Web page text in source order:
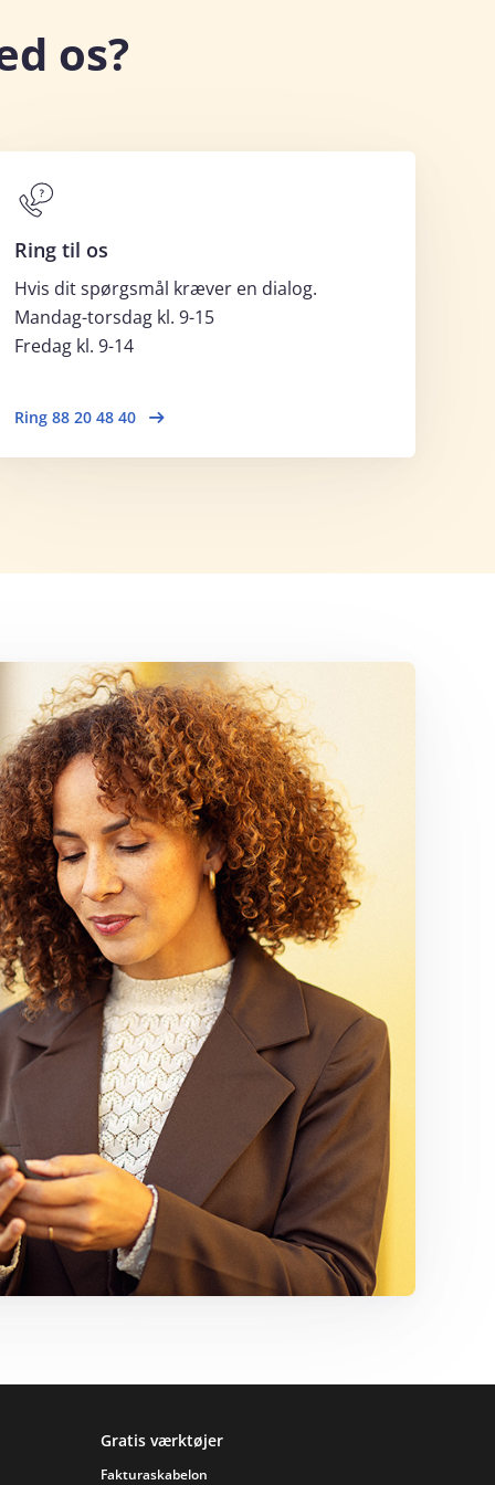
os?
Ring til os
Hvis dit spørgsmål kræver en dialog.
Mandag-torsdag kl. 9-15
Fredag kl. 9-14
Ring 88 20 48 40
Gratis værktøjer
Fakturaskabelon